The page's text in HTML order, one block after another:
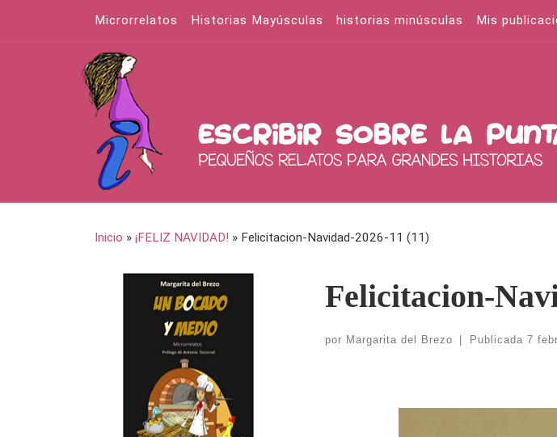
Saltar al contenido
Microrrelatos Historias Mayúsculas historias minúsculas Mis
Inicio » ¡FELIZ NAVIDAD! » Felicitacion-Navidad-2026-11 (11)
Felicitacion-
por Margarita del Brezo Publicada 7